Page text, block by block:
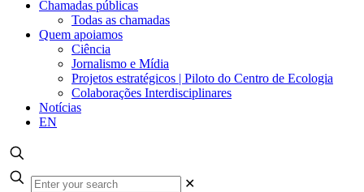
Chamadas públicas
Todas as chamadas
Quem apoiamos
Ciência
Jornalismo e Mídia
Projetos estratégicos | Piloto do Centro de Ecologia
Colaborações Interdisciplinares
Notícias
EN
✕